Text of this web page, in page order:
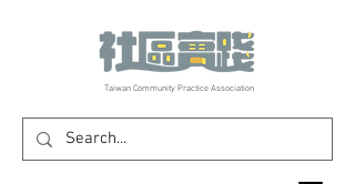
​Taiwan Community Practice Association